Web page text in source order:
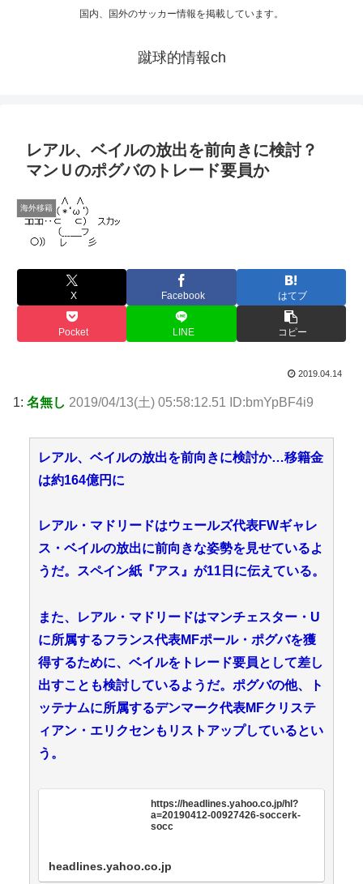
国内、国外のサッカー情報を掲載しています。
蹴球的情報ch
レアル、ベイルの放出を前向きに検討？
マンＵのポグバのトレード要員か
海外移籍
X Facebook はてブ
Pocket LINE コピー
2019.04.14
1: 名無し 2019/04/13(土) 05:58:12.51 ID:bmYpBF4i9
レアル、ベイルの放出を前向きに検討か…移籍金
は約164億円に
レアル・マドリードはウェールズ代表FWギャレ
ス・ベイルの放出に前向きな姿勢を見せているよ
うだ。スペイン紙『アス』が11日に伝えている。
また、レアル・マドリードはマンチェスター・U
に所属するフランス代表MFポール・ポグバを獲
得するために、ベイルをトレード要員として差し
出すことも検討しているようだ。ポグバの他、ト
ッテナムに所属するデンマーク代表MFクリステ
ィアン・エリクセンもリストアップしているとい
う。
https://headlines.yahoo.co.jp/hl?
a=20190412-00927426-soccerk-
socc
headlines.yahoo.co.jp